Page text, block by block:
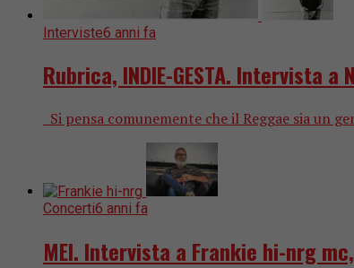
Interviste6 anni fa
Rubrica, INDIE-GESTA. Intervista a
Si pensa comunemente che il Reggae sia un
Concerti6 anni fa
MEI. Intervista a Frankie hi-nrg